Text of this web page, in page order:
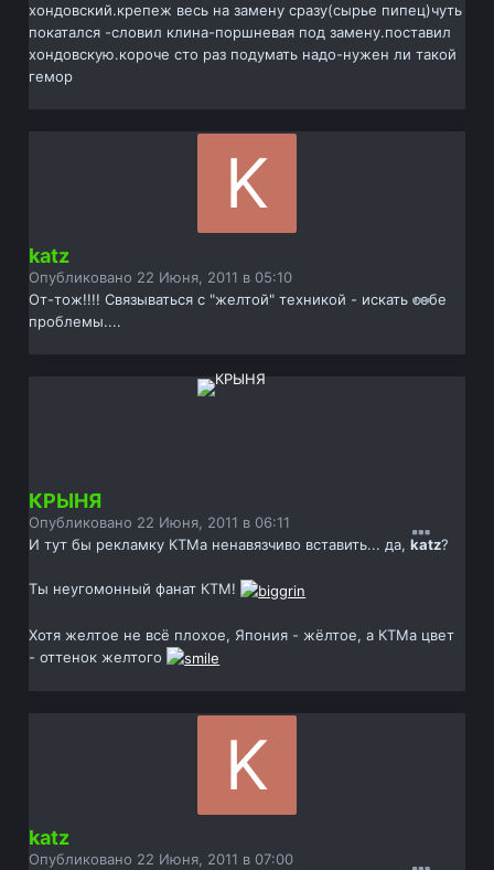
хондовский.крепеж весь на замену сразу(сырье пипец)чуть
покатался -словил клина-поршневая под замену.поставил
хондовскую.короче сто раз подумать надо-нужен ли такой
гемор
katz
Опубликовано 22 Июня, 2011 в 05:10
От-тож!!!! Связываться с "желтой" техникой - искать себе
проблемы....
КРЫНЯ
Опубликовано 22 Июня, 2011 в 06:11
И тут бы рекламку КТМа ненавязчиво вставить... да,katz?
Ты неугомонный фанат КТМ!
Хотя желтое не всё плохое, Япония - жёлтое, а КТМа цвет
- оттенок желтого
katz
Опубликовано 22 Июня, 2011 в 07:00